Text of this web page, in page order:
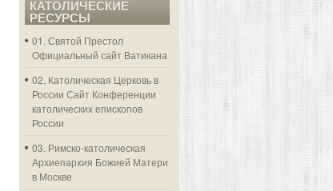
КАТОЛИЧЕСКИЕ
РЕСУРСЫ
01. Святой Престол
Официальный сайт Ватикана
02. Католическая Церковь в
России Сайт Конференции
католических епископов
России
03. Римско-католическая
Архиепархия Божией Матери
в Москве